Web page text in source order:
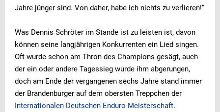
Jahre jünger sind. Von daher, habe ich nichts zu verlieren!“
Was Dennis Schröter im Stande ist zu leisten ist, davon
können seine langjährigen Konkurrenten ein Lied singen.
Oft wurde schon am Thron des Champions gesägt, auch
der ein oder andere Tagessieg wurde ihm abgerungen,
doch am Ende der vergangenen sechs Jahre stand immer
der Brandenburger auf dem obersten Treppchen der
Internationalen Deutschen Enduro Meisterschaft.